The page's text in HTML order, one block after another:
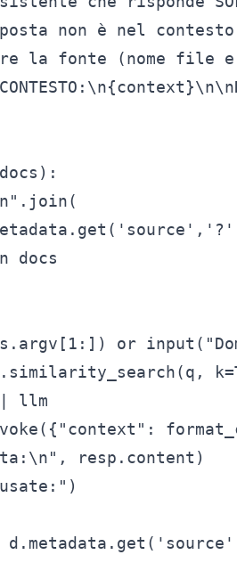
non è nel
la fonte (nome file
docs
or
| llm
resp.content)